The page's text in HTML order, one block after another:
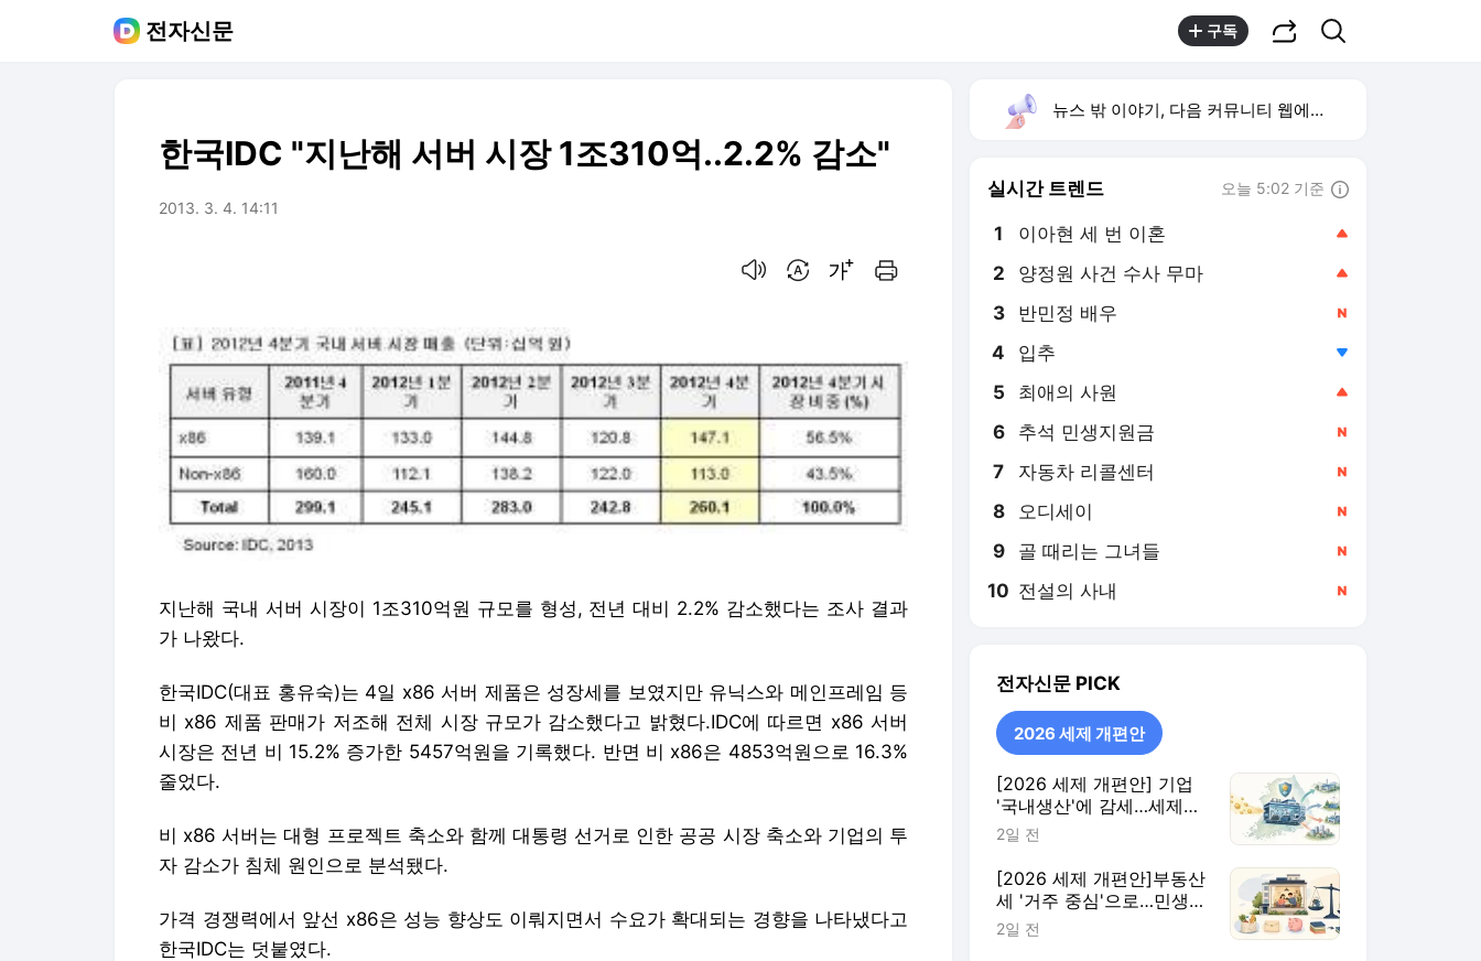
전자신문 구독
한국IDC "지난해 서버 시장 1조310억..2.2% 감소"
2013. 3. 4. 14:11
지난해 국내 서버 시장이 1조310억원 규모를 형성, 전년 대비 2.2% 감소했다는 조사 결과
가 나왔다.
한국IDC(대표 홍유숙)는 4일 x86 서버 제품은 성장세를 보였지만 유닉스와 메인프레임 등
비 x86 제품 판매가 저조해 전체 시장 규모가 감소했다고 밝혔다.IDC에 따르면 x86 서버
시장은 전년 비 15.2% 증가한 5457억원을 기록했다. 반면 비 x86은 4853억원으로 16.3%
줄었다.
비 x86 서버는 대형 프로젝트 축소와 함께 대통령 선거로 인한 공공 시장 축소와 기업의 투
자 감소가 침체 원인으로 분석됐다.
가격 경쟁력에서 앞선 x86은 성능 향상도 이뤄지면서 수요가 확대되는 경향을 나타냈다고
한국IDC는 덧붙였다.
뉴스 밖 이야기, 다음 커뮤니티 웹에서 보기
실시간 트렌드 오늘 5:02 기준
1 이아현 세 번 이혼
2 양정원 사건 수사 무마
4 입추
5 최애의 사원
6 추석 민생지원금
7 자동차 리콜센터
8 오디세이
9 골 때리는 그녀들
10 전설의 사내
전자신문 PICK
2026 세제 개편안
[2026 세제 개편안] 기업
'국내생산'에 감세…세제로
산업·자금 지방행 유도
2일 전
[2026 세제 개편안]부동산
세 '거주 중심'으로…민생
지원 확대·세제 혜택 115개
2일 전